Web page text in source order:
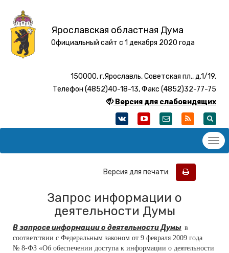
Ярославская областная Дума
Официальный сайт с 1 декабря 2020 года
150000, г.Ярославль, Советская пл., д.1/19.
Телефон (4852)40-18-13, Факс (4852)32-77-75
Версия для слабовидящих
Версия для печати:
Запрос информации о
деятельности Думы
В запросе информации о деятельности Думы в
соответствии с Федеральным законом от 9 февраля 2009 года
№ 8-ФЗ «Об обеспечении доступа к информации о деятельности